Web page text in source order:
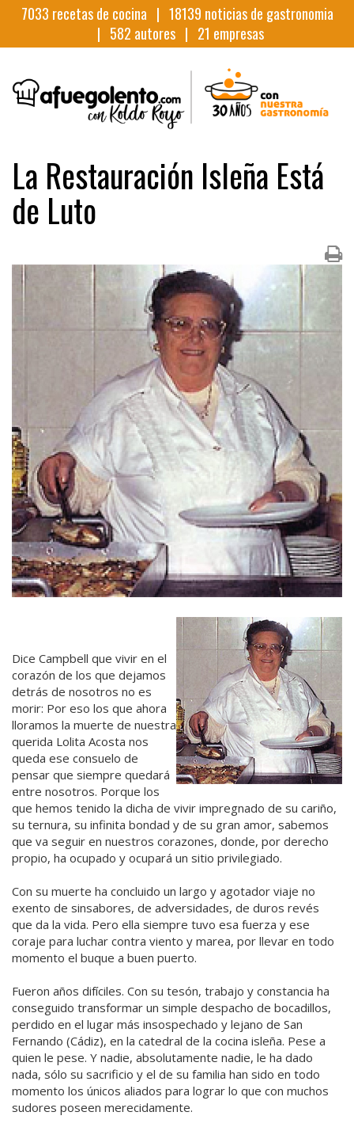
7033 recetas de cocina | 18139 noticias de gastronomia
| 582 autores | 21 empresas
La Restauración Isleña Está
de Luto
Dice Campbell que vivir en el
corazón de los que dejamos
detrás de nosotros no es
morir: Por eso los que ahora
lloramos la muerte de nuestra
querida Lolita Acosta nos
queda ese consuelo de
pensar que siempre quedará
entre nosotros. Porque los
que hemos tenido la dicha de vivir impregnado de su cariño,
su ternura, su infinita bondad y de su gran amor, sabemos
que va seguir en nuestros corazones, donde, por derecho
propio, ha ocupado y ocupará un sitio privilegiado.
Con su muerte ha concluido un largo y agotador viaje no
exento de sinsabores, de adversidades, de duros revés
que da la vida. Pero ella siempre tuvo esa fuerza y ese
coraje para luchar contra viento y marea, por llevar en todo
momento el buque a buen puerto.
Fueron años difíciles. Con su tesón, trabajo y constancia ha
conseguido transformar un simple despacho de bocadillos,
perdido en el lugar más insospechado y lejano de San
Fernando (Cádiz), en la catedral de la cocina isleña. Pese a
quien le pese. Y nadie, absolutamente nadie, le ha dado
nada, sólo su sacrificio y el de su familia han sido en todo
momento los únicos aliados para lograr lo que con muchos
sudores poseen merecidamente.